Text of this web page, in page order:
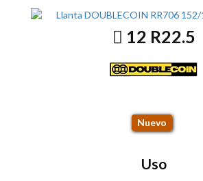
12 R22.5
Nuevo
Uso